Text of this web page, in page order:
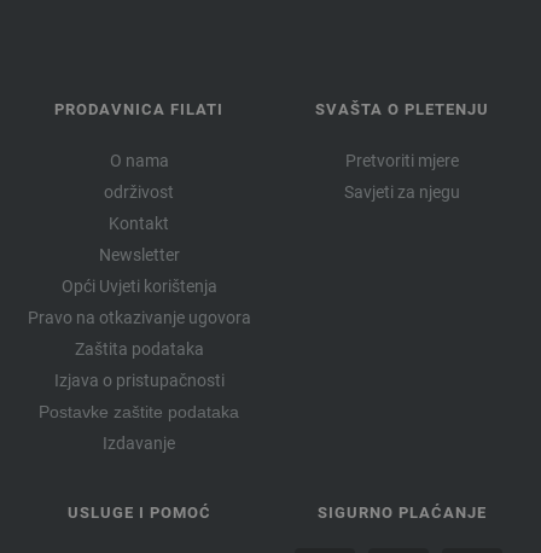
PRODAVNICA FILATI
O nama
održivost
Kontakt
Newsletter
Opći Uvjeti korištenja
Pravo na otkazivanje ugovora
Zaštita podataka
Izjava o pristupačnosti
Postavke zaštite podataka
Izdavanje
SVAŠTA O PLETENJU
Pretvoriti mjere
Savjeti za njegu
USLUGE I POMOĆ SIGURNO PLAĆANJE